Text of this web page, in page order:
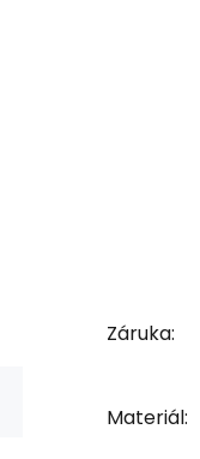
Záruka:
Materiál: